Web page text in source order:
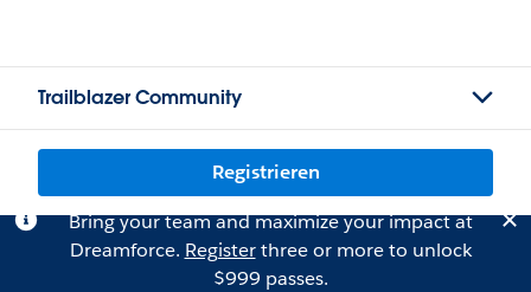
Trailblazer Community
Registrieren
Bring your team and maximize your impact at
Dreamforce. Registerthree or more to unlock
$999 passes.